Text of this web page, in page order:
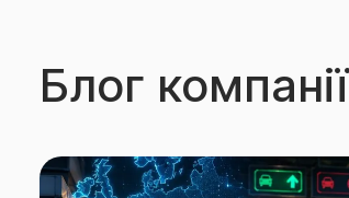
Блог компанії